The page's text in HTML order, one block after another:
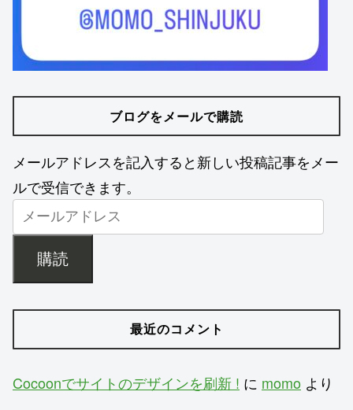
ブログをメールで購読
メールアドレスを記入すると新しい投稿記事をメー
ルで受信できます。
購読
最近のコメント
Cocoonでサイトのデザインを刷新 ! に momo より